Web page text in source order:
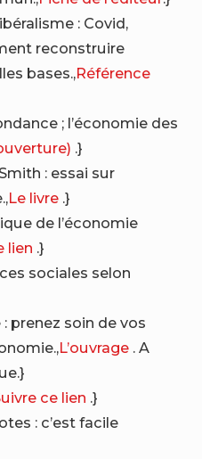
: Covid,
reconstruire
bases.,Référence
; l’économie des
.}
: essai sur
Le livre .}
de l’économie
lien .}
sociales selon
prenez soin de vos
L’ouvrage . A
ce lien .}
: c’est facile